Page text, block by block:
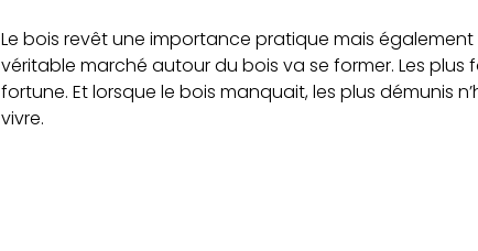
Le bois revêt une importance pratique mais
véritable marché autour du bois va se former. Les
fortune. Et lorsque le bois manquait, les plus démunis
vivre.